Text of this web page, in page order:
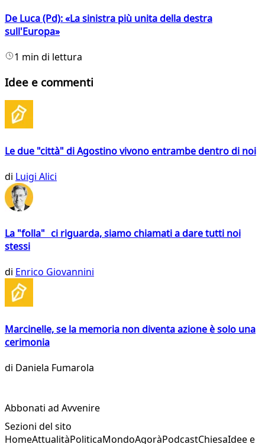
De Luca (Pd): «La sinistra più unita della destra
sull'Europa»
1 min di lettura
Idee e commenti
Le due "città" di Agostino vivono entrambe dentro di noi
di Luigi Alici
La "folla" ci riguarda, siamo chiamati a dare tutti noi
stessi
di Enrico Giovannini
Marcinelle, se la memoria non diventa azione è solo una
cerimonia
di Daniela Fumarola
Abbonati ad Avvenire
Sezioni del sito
HomeAttualitàPoliticaMondoAgoràPodcastChiesaIdee e